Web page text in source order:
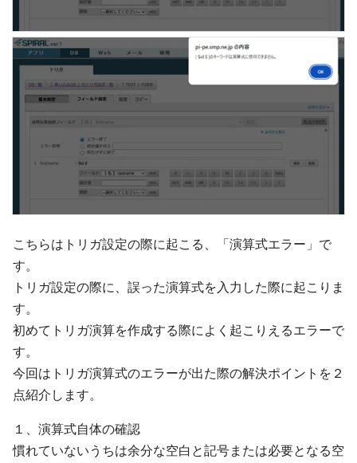
こちらはトリガ設定の際に起こる、「演算式エラー」で
す。
トリガ設定の際に、誤った演算式を入力した際に起こりま
す。
初めてトリガ演算を作成する際によく起こりえるエラーで
す。
今回はトリガ演算式のエラーが出た際の解決ポイントを２
点紹介します。
１、演算式自体の確認
慣れていないうちは余分な空白と記号または必要となる空